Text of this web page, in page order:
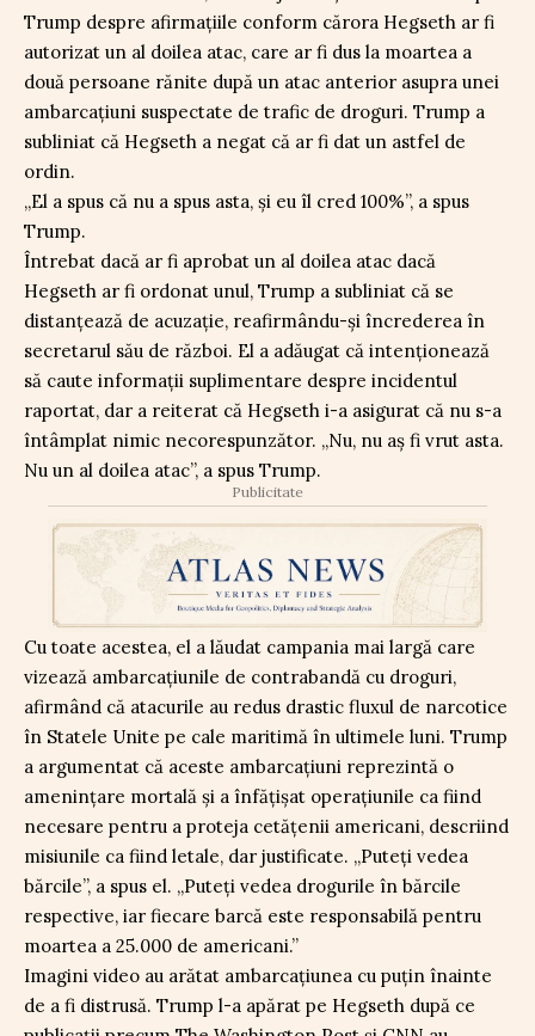
Trump despre afirmațiile conform cărora Hegseth ar fi
autorizat un al doilea atac, care ar fi dus la moartea a
două persoane rănite după un atac anterior asupra unei
ambarcațiuni suspectate de trafic de droguri. Trump a
subliniat că Hegseth a negat că ar fi dat un astfel de
ordin.
„El a spus că nu a spus asta, și eu îl cred 100%”, a spus
Trump.
Întrebat dacă ar fi aprobat un al doilea atac dacă
Hegseth ar fi ordonat unul, Trump a subliniat că se
distanțează de acuzație, reafirmându-și încrederea în
secretarul său de război. El a adăugat că intenționează
să caute informații suplimentare despre incidentul
raportat, dar a reiterat că Hegseth i-a asigurat că nu s-a
întâmplat nimic necorespunzător. „Nu, nu aș fi vrut asta.
Nu un al doilea atac”, a spus Trump.
Publicitate
Cu toate acestea, el a lăudat campania mai largă care
vizează ambarcațiunile de contrabandă cu droguri,
afirmând că atacurile au redus drastic fluxul de narcotice
în Statele Unite pe cale maritimă în ultimele luni. Trump
a argumentat că aceste ambarcațiuni reprezintă o
amenințare mortală și a înfățișat operațiunile ca fiind
necesare pentru a proteja cetățenii americani, descriind
misiunile ca fiind letale, dar justificate. „Puteți vedea
bărcile”, a spus el. „Puteți vedea drogurile în bărcile
respective, iar fiecare barcă este responsabilă pentru
moartea a 25.000 de americani.”
Imagini video au arătat ambarcațiunea cu puțin înainte
de a fi distrusă. Trump l-a apărat pe Hegseth după ce